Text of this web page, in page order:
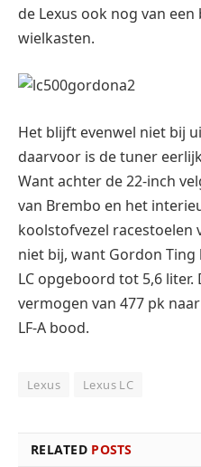
de Lexus ook nog van
wielkasten.
Het blijft evenwel niet bij
daarvoor is de tuner
Want achter de 22-inch
van Brembo en het
koolstofvezel racestoelen
niet bij, want Gordon Ting
LC opgeboord tot 5,6
vermogen van 477 pk
LF-A bood.
Lexus Lexus LC
RELATED POSTS